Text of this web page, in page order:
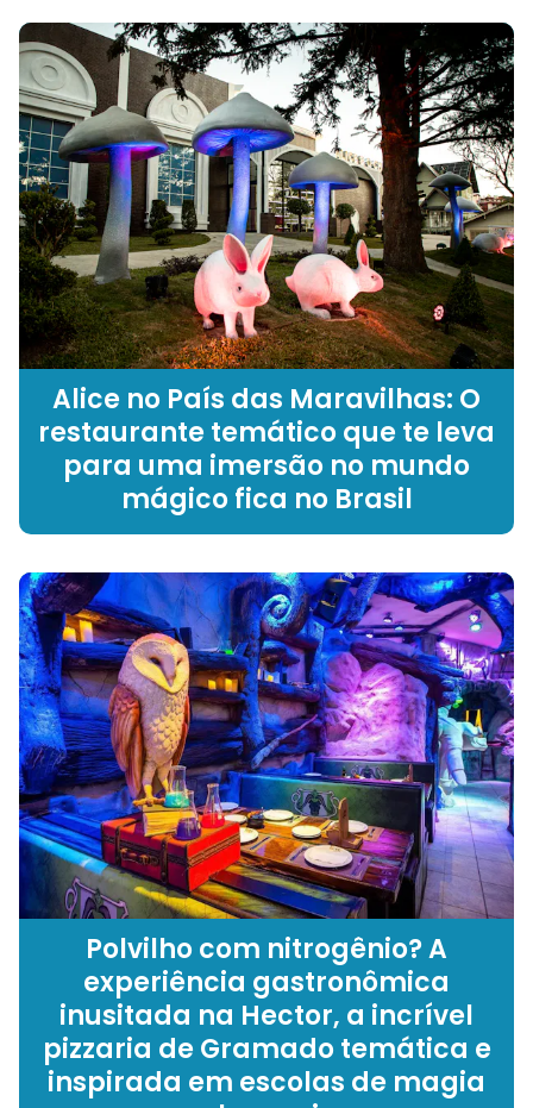
Alice no País das Maravilhas: O
restaurante temático que te leva
para uma imersão no mundo
mágico fica no Brasil
Polvilho com nitrogênio? A
experiência gastronômica
inusitada na Hector, a incrível
pizzaria de Gramado temática e
inspirada em escolas de magia